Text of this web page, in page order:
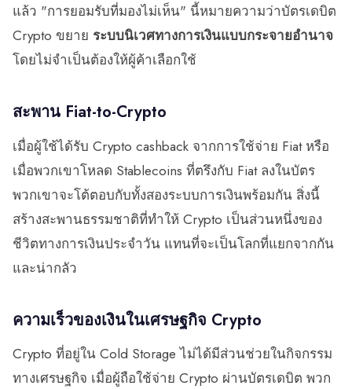
แล้ว "การยอมรับที่มองไม่เห็น" นี้หมายความว่าบัตรเดบิต
Crypto ขยาย ระบบนิเวศทางการเงินแบบกระจายอำนาจ
โดยไม่จำเป็นต้องให้ผู้ค้าเลือกใช้
สะพาน Fiat-to-Crypto
เมื่อผู้ใช้ได้รับ Crypto cashback จากการใช้จ่าย Fiat หรือ
เมื่อพวกเขาโหลด Stablecoins ที่ตรึงกับ Fiat ลงในบัตร
พวกเขาจะโต้ตอบกับทั้งสองระบบการเงินพร้อมกัน สิ่งนี้
สร้างสะพานธรรมชาติที่ทำให้ Crypto เป็นส่วนหนึ่งของ
ชีวิตทางการเงินประจำวัน แทนที่จะเป็นโลกที่แยกจากกัน
และน่ากลัว
ความเร็วของเงินในเศรษฐกิจ Crypto
Crypto ที่อยู่ใน Cold Storage ไม่ได้มีส่วนช่วยในกิจกรรม
ทางเศรษฐกิจ เมื่อผู้ถือใช้จ่าย Crypto ผ่านบัตรเดบิต พวก